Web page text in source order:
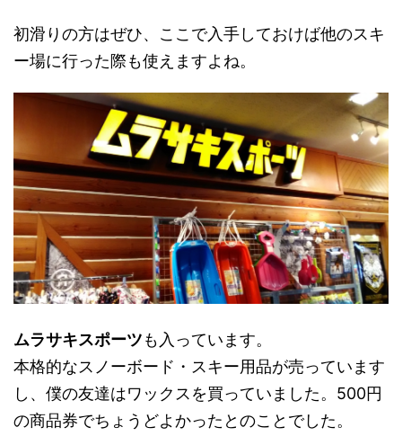
初滑りの方はぜひ、ここで入手しておけば他のスキ
ー場に行った際も使えますよね。
ムラサキスポーツも入っています。
本格的なスノーボード・スキー用品が売っています
し、僕の友達はワックスを買っていました。500円
の商品券でちょうどよかったとのことでした。